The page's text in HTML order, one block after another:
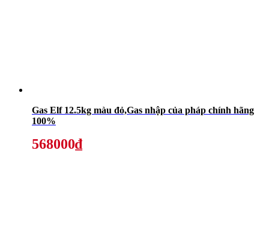
Gas Elf 12.5kg màu đỏ,Gas nhập của pháp chính hãng
100%
568000₫